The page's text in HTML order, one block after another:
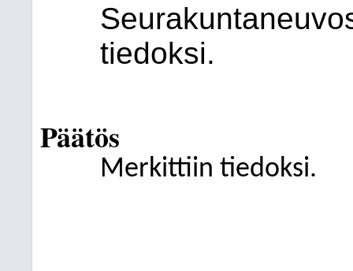
tiedoksi.
Päätös
Merkittiin tiedoksi.